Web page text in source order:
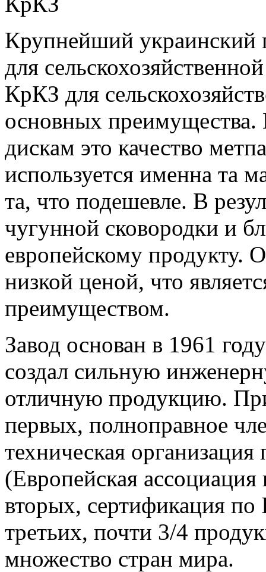
Крупнейший украинский
для
КрКЗ для
основных
дискам это качество
используется именна та
та, что подешевле. В
чугунной сковородки и
европейскому продукту.
низкой ценой, что
преимуществом.
Завод основан в 1961
создал сильную
отличную продукцию.
первых, полноправное
техническая
(Европейская
вторых, сертификация по
третьих, почти 3/4
множество стран мира.